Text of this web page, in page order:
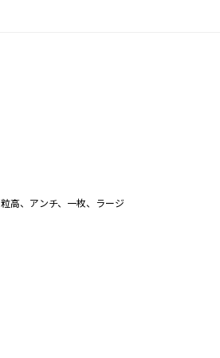
粒高、アンチ、一枚、ラージ